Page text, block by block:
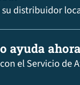
distribuidor
ayuda
el Servicio de